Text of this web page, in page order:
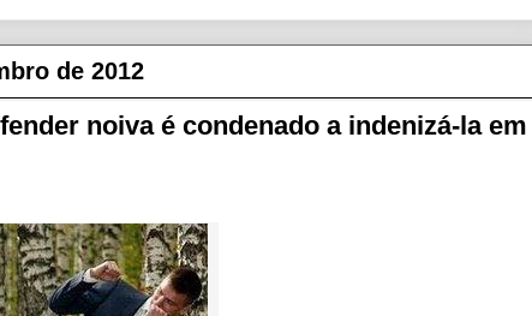
de 2012
noiva é condenado a indenizá-la em